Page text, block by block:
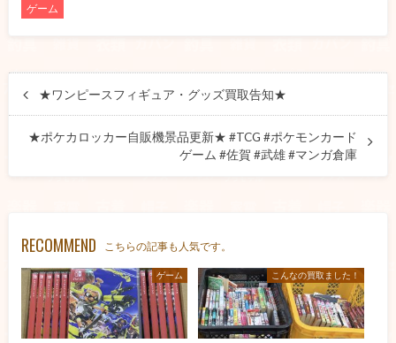
ゲーム
★ワンピースフィギュア・グッズ買取告知★
★ポケカロッカー自販機景品更新★ #TCG #ポケモンカード
ゲーム #佐賀 #武雄 #マンガ倉庫
RECOMMEND こちらの記事も人気です。
ゲーム こんなの買取ました！